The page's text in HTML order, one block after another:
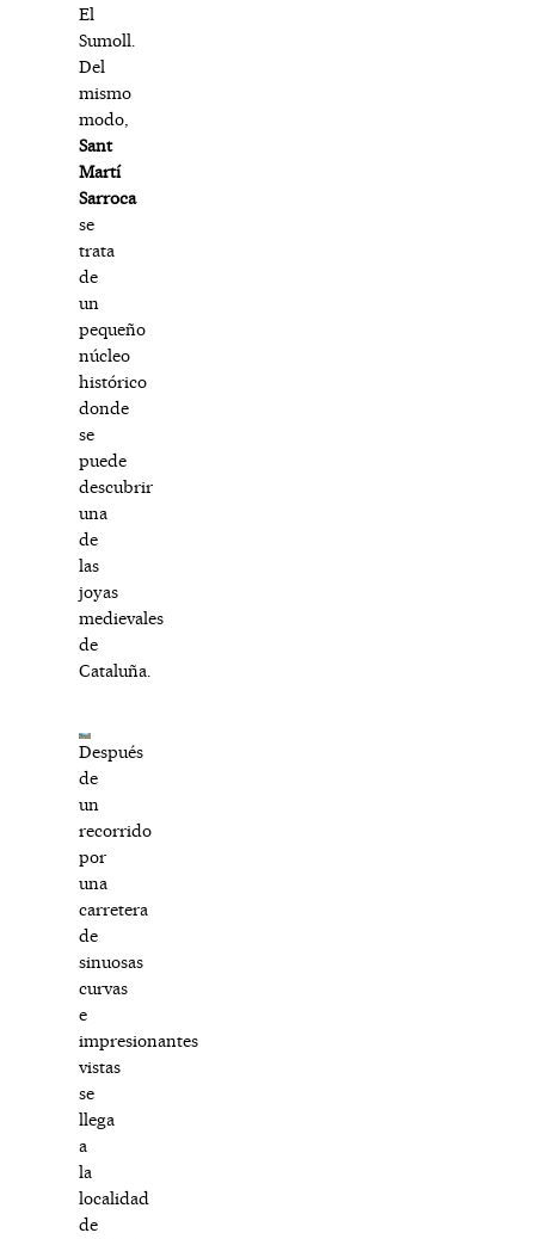
El
Sumoll.
Del
mismo
modo,
Sant
Martí
Sarroca
se
trata
de
un
pequeño
núcleo
histórico
donde
se
puede
descubrir
una
de
las
joyas
medievales
de
Cataluña.
Después
de
un
recorrido
por
una
carretera
de
sinuosas
curvas
e
impresionantes
vistas
se
llega
a
la
localidad
de